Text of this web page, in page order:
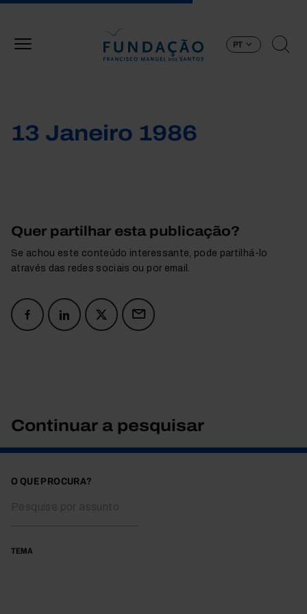
PT
13 Janeiro 1986
Quer partilhar esta publicação?
Se achou este conteúdo interessante, pode partilhá-lo
através das redes sociais ou por email.
Continuar a pesquisar
O QUE PROCURA?
TEMA